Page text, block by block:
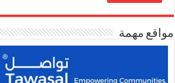
مواقع مهمة